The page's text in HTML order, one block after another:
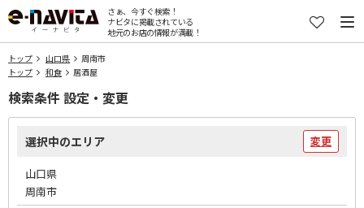
さぁ、今すぐ検索！
ナビタに掲載されている
地元のお店の情報が満載！
トップ 山口県
周南市
トップ
和食 居酒屋
検索条件 設定・変更
選択中のエリア 変更
山口県
周南市